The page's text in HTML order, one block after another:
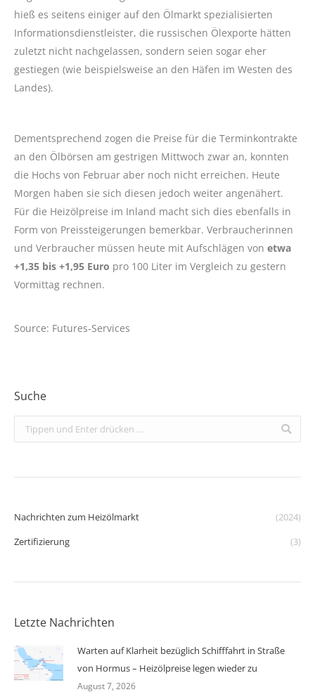
hieß es seitens einiger auf den Ölmarkt spezialisierten
Informationsdienstleister, die russischen Ölexporte hätten
zuletzt nicht nachgelassen, sondern seien sogar eher
gestiegen (wie beispielsweise an den Häfen im Westen des
Landes).
Dementsprechend zogen die Preise für die Terminkontrakte
an den Ölbörsen am gestrigen Mittwoch zwar an, konnten
die Hochs von Februar aber noch nicht erreichen. Heute
Morgen haben sie sich diesen jedoch weiter angenähert.
Für die Heizölpreise im Inland macht sich dies ebenfalls in
Form von Preissteigerungen bemerkbar. Verbraucherinnen
und Verbraucher müssen heute mit Aufschlägen von etwa
+1,35 bis +1,95 Euro pro 100 Liter im Vergleich zu gestern
Vormittag rechnen.
Source: Futures-Services
Suche
Search:
Nachrichten zum Heizölmarkt
(2024)
Zertifizierung
(3)
Letzte Nachrichten
Warten auf Klarheit bezüglich Schifffahrt in Straße
von Hormus – Heizölpreise legen wieder zu
August 7, 2026